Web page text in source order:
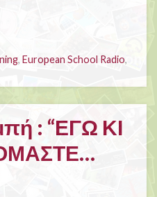
, European School Radio,
: “ΕΓΩ ΚΙ